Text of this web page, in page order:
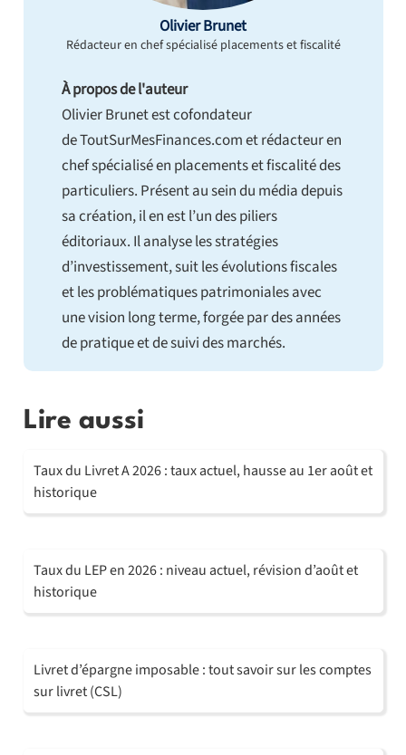
Olivier Brunet
Rédacteur en chef spécialisé placements et fiscalité
À propos de l'auteur
Olivier Brunet est cofondateur
de ToutSurMesFinances.com et rédacteur en
chef spécialisé en placements et fiscalité des
particuliers. Présent au sein du média depuis
sa création, il en est l’un des piliers
éditoriaux. Il analyse les stratégies
d’investissement, suit les évolutions fiscales
et les problématiques patrimoniales avec
une vision long terme, forgée par des années
de pratique et de suivi des marchés.
Lire aussi
Taux du Livret A 2026 : taux actuel, hausse au 1er août et
historique
Taux du LEP en 2026 : niveau actuel, révision d’août et
historique
Livret d’épargne imposable : tout savoir sur les comptes
sur livret (CSL)